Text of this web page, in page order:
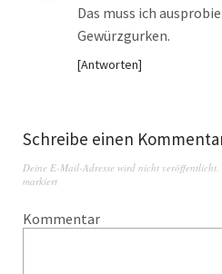
Das muss ich
Gewürzgurken.
Antworten
Schreibe einen
Deine E-Mail-Adresse wird nicht veröffentlicht.
markiert
Kommentar